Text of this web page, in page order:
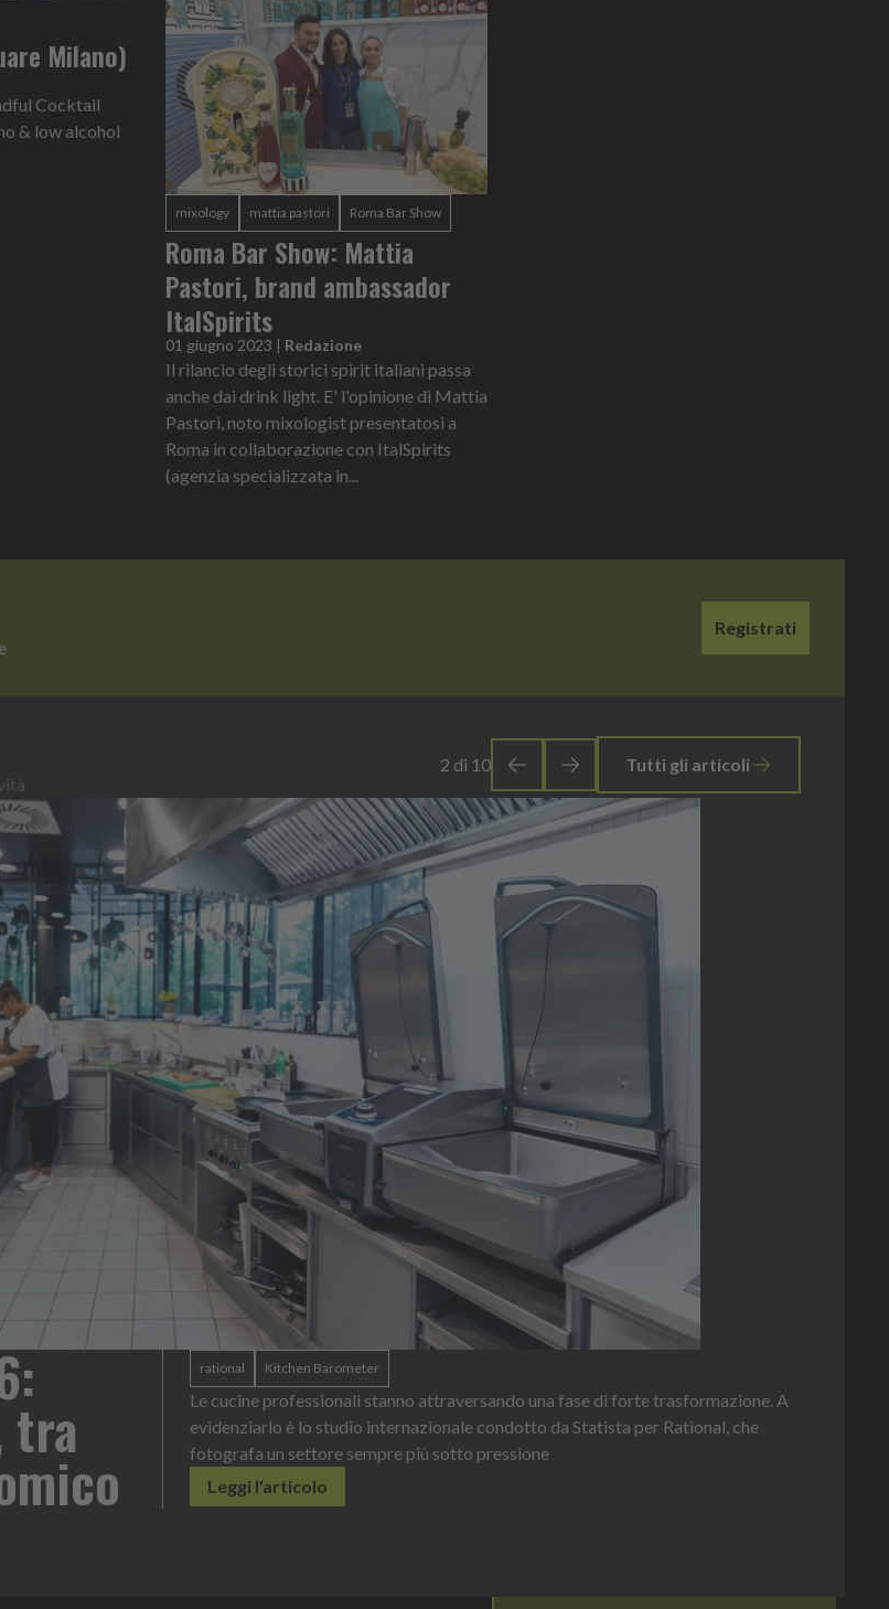
Milano)
Cocktail
& low alcohol
mixology mattia pastori Roma Bar Show
Roma Bar Show: Mattia
Pastori, brand ambassador
ItalSpirits
01 giugno 2023 | Redazione
Il rilancio degli storici spirit italiani passa
anche dai drink light. E' l'opinione di Mattia
Pastori, noto mixologist presentatosi a
Roma in collaborazione con ItalSpirits
(agenzia specializzata in...
Registrati
3 di 10 Tutti gli articoli
un formato
di servizio
La novità di quest'anno è la Chef Bottle 1L:
contenuto e dosaggio sempre sotto controllo
Leggi l'articolo